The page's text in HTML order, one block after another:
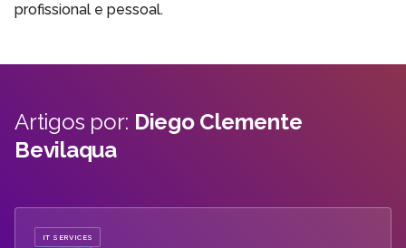
profissional e pessoal.
Artigos por: Diego Clemente
Bevilaqua
IT SERVICES